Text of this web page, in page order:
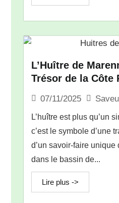
L’Huître de
Trésor de la Côte
07/11/2025
L’huître est plus qu’un
c’est le symbole d’une
d’un savoir-faire
dans le bassin de...
Lire plus ->